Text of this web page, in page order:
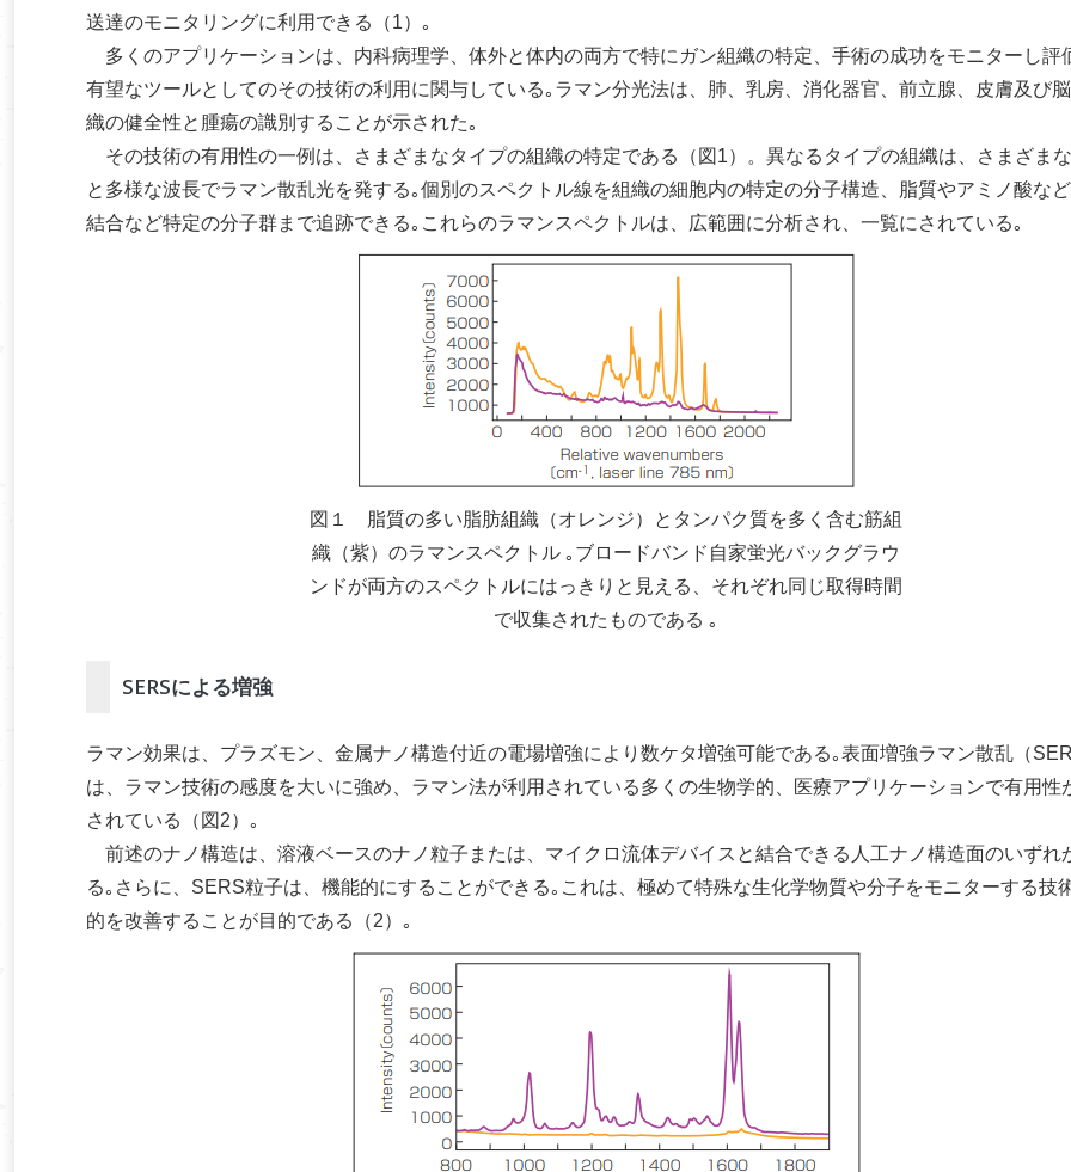
送達のモニタリングに利用できる（1）｡
多くのアプリケーションは、内科病理学、体外と体内の両方で特にガン組織の特定、手術の成功をモニターし評
有望なツールとしてのその技術の利用に関与している｡ラマン分光法は、肺、乳房、消化器官、前立腺、皮膚及び
織の健全性と腫瘍の識別することが示された｡
その技術の有用性の一例は、さまざまなタイプの組織の特定である（図1）。異なるタイプの組織は、さまざま
と多様な波長でラマン散乱光を発する｡個別のスペクトル線を組織の細胞内の特定の分子構造、脂質やアミノ酸な
結合など特定の分子群まで追跡できる｡これらのラマンスペクトルは、広範囲に分析され、一覧にされている｡
図１ 脂質の多い脂肪組織（オレンジ）とタンパク質を多く含む筋組
織（紫）のラマンスペクトル ｡ブロードバンド自家蛍光バックグラウ
ンドが両方のスペクトルにはっきりと見える、それぞれ同じ取得時間
で収集されたものである ｡
SERSによる増強
ラマン効果は、プラズモン、金属ナノ構造付近の電場増強により数ケタ増強可能である｡表面増強ラマン散乱（
は、ラマン技術の感度を大いに強め、ラマン法が利用されている多くの生物学的、医療アプリケーションで有用性
されている（図2）｡
前述のナノ構造は、溶液ベースのナノ粒子または、マイクロ流体デバイスと結合できる人工ナノ構造面のいずれ
る｡さらに、SERS粒子は、機能的にすることができる｡これは、極めて特殊な生化学物質や分子をモニターする技
的を改善することが目的である（2）｡